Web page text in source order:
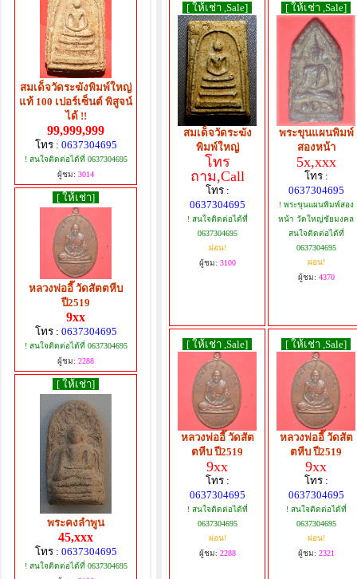
สมเด็จวัดระฆังพิมพ์ใหญ่
แท้ 100 เปอร์เซ็นต์ พิสูจน์
ได้ !!
99,999,999
โทร : 0637304695
! สนใจติดต่อได้ที่ 0637304695
ผู้ชม: 3014
[ ให้เช่า]
หลวงพ่ออี๊ วัดสัตตหีบ
ปี2519
9xx
โทร : 0637304695
! สนใจติดต่อได้ที่ 0637304695
ผู้ชม: 2288
[ ให้เช่า]
พระคงลำพูน
45,xxx
โทร : 0637304695
! สนใจติดต่อได้ที่ 0637304695
[ ให้เช่า ,Sale]
สมเด็จวัดระฆัง
พิมพ์ใหญ่
โทร
ถาม,Call
โทร :
0637304695
! สนใจติดต่อได้ที่
0637304695
ผ่อน!
ผู้ชม: 3100
[ ให้เช่า ,Sale]
พระขุนแผนพิมพ์
สองหน้า
5x,xxx
โทร :
0637304695
! พระขุนแผนพิมพ์สอง
หน้า วัดใหญ่ชัยมงคล
สนใจติดต่อได้ที่
0637304695
ผ่อน!
ผู้ชม: 4370
[ ให้เช่า ,Sale]
หลวงพ่ออี๊ วัดสัต
ตหีบ ปี2519
9xx
โทร :
0637304695
! สนใจติดต่อได้ที่
0637304695
ผ่อน!
ผู้ชม: 2288
[ ให้เช่า ,Sale]
หลวงพ่ออี๊ วัดสัต
ตหีบ ปี2519
9xx
โทร :
0637304695
! สนใจติดต่อได้ที่
0637304695
ผ่อน!
ผู้ชม: 2321